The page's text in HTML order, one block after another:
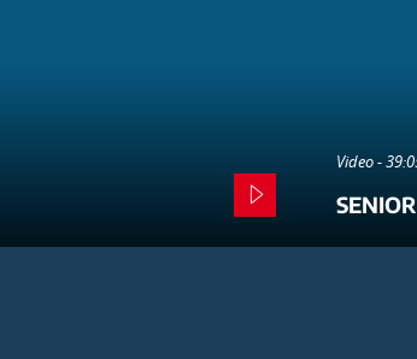
Video -